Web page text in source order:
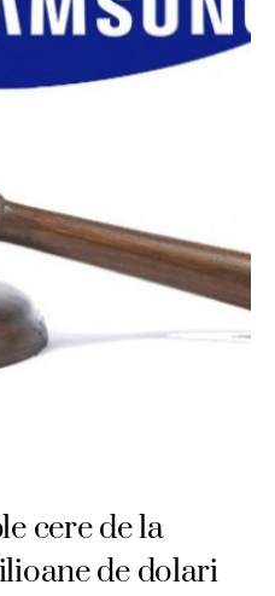
cere de la
de dolari